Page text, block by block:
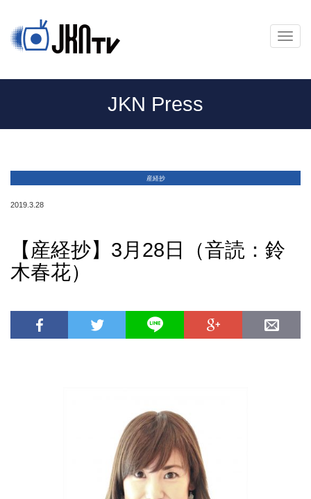
メ
ニ
ー
JKN Press
産経抄
2019.3.28
【産経抄】3月28日（音読：鈴
木春花）